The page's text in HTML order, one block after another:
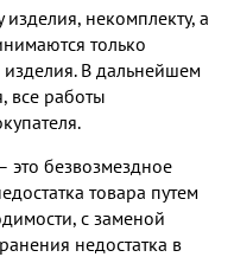
некомплекту, а
только
В дальнейшем
все работы
это безвозмездное
товара путем
с заменой
недостатка в